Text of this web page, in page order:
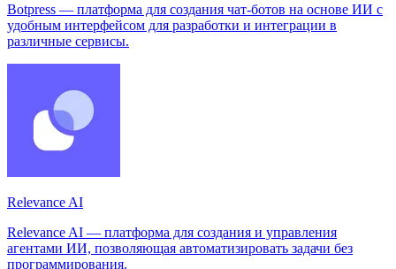
Botpress — платформа для создания чат-ботов на основе ИИ с
удобным интерфейсом для разработки и интеграции в
различные сервисы.
Relevance AI
Relevance AI — платформа для создания и управления
агентами ИИ, позволяющая автоматизировать задачи без
программирования.